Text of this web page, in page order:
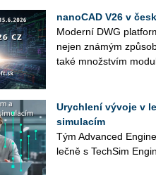
nanoCAD V26 v
Mo­der­ní DWG
nejen zná­mým
také množ­stvím
Urychlení vývoje v
simulacím
Tým Advan­ced
leč­ně s Tech­Si­m